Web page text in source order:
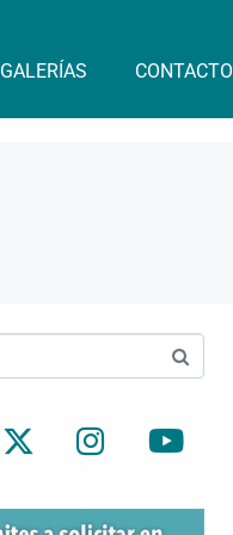
GALERÍAS CONTACTO